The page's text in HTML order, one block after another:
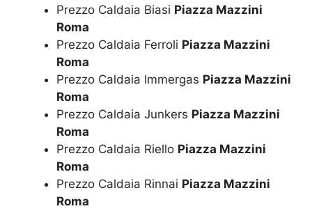
Prezzo Caldaia Biasi Piazza Mazzini
Roma
Prezzo Caldaia Ferroli Piazza Mazzini
Roma
Prezzo Caldaia Immergas Piazza Mazzini
Roma
Prezzo Caldaia Junkers Piazza Mazzini
Roma
Prezzo Caldaia Riello Piazza Mazzini
Roma
Prezzo Caldaia Rinnai Piazza Mazzini
Roma